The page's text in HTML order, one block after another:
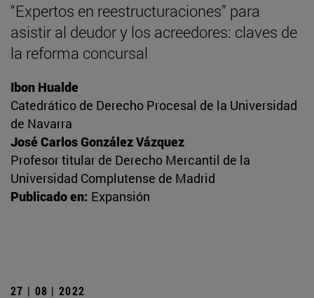
“Expertos en reestructuraciones” para
asistir al deudor y los acreedores: claves de
la reforma concursal
Ibon Hualde
Catedrático de Derecho Procesal de la Universidad
de Navarra
José Carlos González Vázquez
Profesor titular de Derecho Mercantil de la
Universidad Complutense de Madrid
Publicado en: Expansión
27 | 08 | 2022